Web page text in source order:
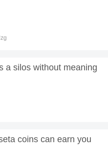
a silos without meaning
coins can earn you
euros: check if you